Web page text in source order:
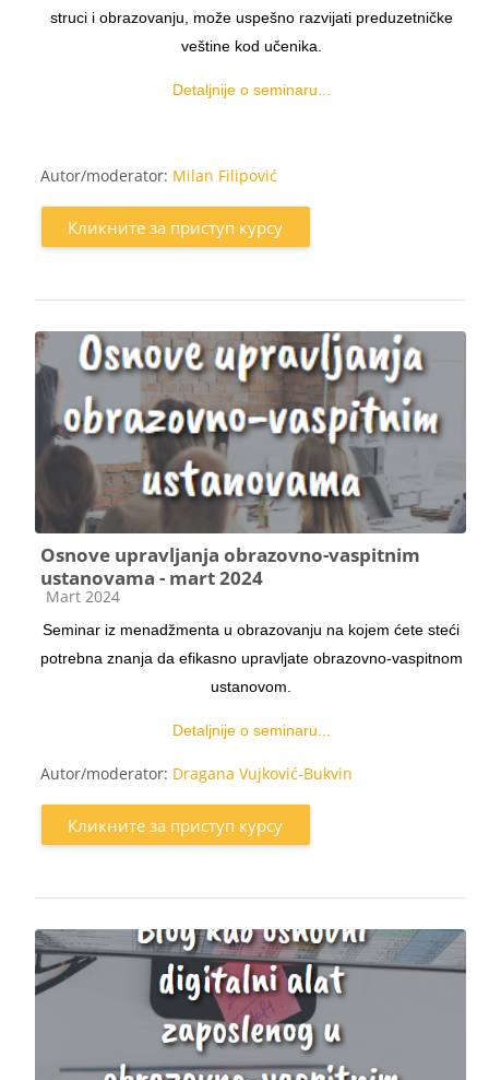
struci i obrazovanju, može uspešno razvijati preduzetničke
veštine kod učenika.
Detaljnije o seminaru...
Autor/moderator: Milan Filipović
Кликните за приступ курсу
Osnove upravljanja obrazovno-vaspitnim
ustanovama - mart 2024
Категорија курса
Mart 2024
Seminar iz menadžmenta u obrazovanju na kojem ćete steći
potrebna znanja da efikasno upravljate obrazovno-vaspitnom
ustanovom.
Detaljnije o seminaru...
Autor/moderator: Dragana Vujković-Bukvin
Кликните за приступ курсу